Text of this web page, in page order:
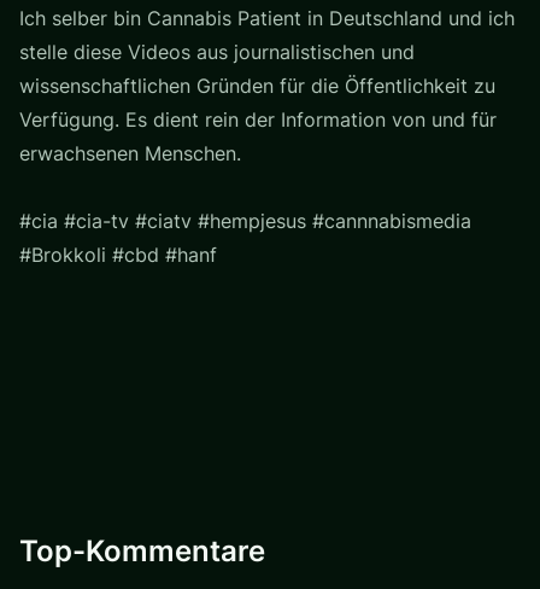
Ich selber bin Cannabis Patient in Deutschland und ich
stelle diese Videos aus journalistischen und
wissenschaftlichen Gründen für die Öffentlichkeit zu
Verfügung. Es dient rein der Information von und für
erwachsenen Menschen.
#cia #cia-tv #ciatv #hempjesus #cannnabismedia
#Brokkoli #cbd #hanf
Top-Kommentare